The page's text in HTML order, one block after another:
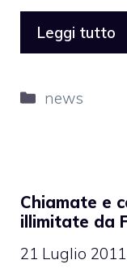
Leggi tutto
Categorie
news
Chiamate e
illimitate da
21 Luglio 2011